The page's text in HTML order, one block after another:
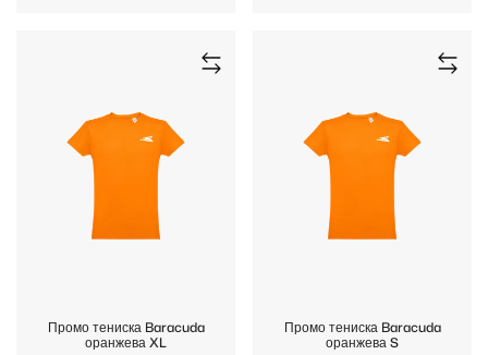
Промо тениска Baracuda
оранжева XL
Промо тениска Baracuda
оранжева S